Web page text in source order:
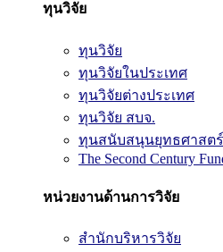
ทุนวิจัย
ทุนวิจัย
ทุนวิจัยในประเทศ
ทุนวิจัยต่างประเทศ
ทุนวิจัย สบจ.
ทุนสนับสนุนยุทธศาสตร์
The Second Century
หน่วยงานด้านการวิจัย
สำนักบริหารวิจัย